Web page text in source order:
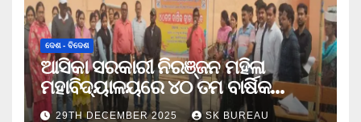
ଦେଶ - ବିଦେଶ
ଆସିକା ସରକାରୀ ନିରଞ୍ଜନ ମହିଳା
ମହାବିଦ୍ୟାଳୟରେ ୪୦ ତମ ବାର୍ଷିକ
କ୍ରୀଡା ଉତ୍ସବ
29TH DECEMBER 2025 SK BUREAU